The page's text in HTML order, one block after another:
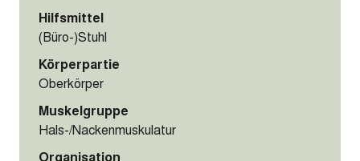
Hilfsmittel
(Büro-)Stuhl
Körperpartie
Oberkörper
Muskelgruppe
Hals-/Nackenmuskulatur
Organisation